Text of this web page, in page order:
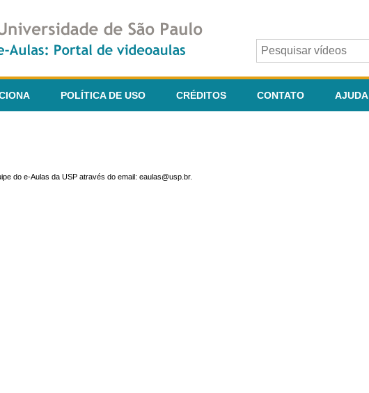
POLÍTICA DE USO CRÉDITOS CONTATO AJUDA
do e-Aulas da USP através do email: eaulas@usp.br.